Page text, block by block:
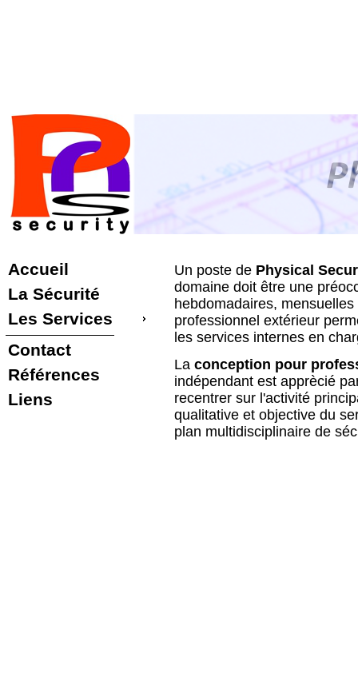
Accueil
La Sécurité
Les Services
Contact
Références
Liens
Un poste de Physical
domaine doit être une
hebdomadaires,
professionnel extérieur
les services internes en
La conception pour
indépendant est apprècié
recentrer sur l'activité
qualitative et objective du
plan multidisciplinaire de